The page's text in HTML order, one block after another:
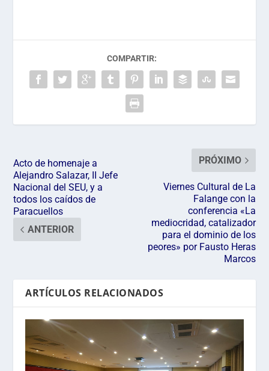
COMPARTIR:
Acto de homenaje a
Alejandro Salazar, II Jefe
Nacional del SEU, y a
todos los caídos de
Paracuellos
ANTERIOR
PRÓXIMO
Viernes Cultural de La
Falange con la
conferencia «La
mediocridad, catalizador
para el dominio de los
peores» por Fausto Heras
Marcos
ARTÍCULOS RELACIONADOS